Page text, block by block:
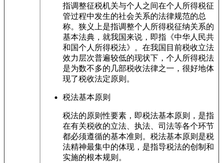
指调整征税机关与个人之间在个人所得税征
管过程中发生的社会关系的法律规范的总
称。狭义上是指调整个人所得税征纳关系的
基本法典，就我国来说，即指《中华人民共
和国个人所得税法》。在我国目前税收立法
效力层次普遍较低的现状下，个人所得税法
是为数不多的几部税收法律之一，很好地体
现了税收法定原则。
税法基本原则
税法的原则性要素，即税法基本原则，是指
在有关税收的立法、执法、司法等各个环节
都必须遵循的基本准则。税法基本原则是税
法精神最集中的体现，是指导税法的创制和
实施的根本规则。